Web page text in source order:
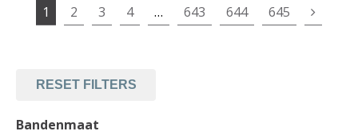
1 2 3 4 … 643 644 645
RESET FILTERS
Bandenmaat